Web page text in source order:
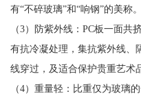
有“不碎玻璃”和“响钢”的美称。
（3）防紫外线：PC板一面
有抗冷凝处理，集抗紫外线、
线穿过，及适合保护贵重艺术
（4）重量轻：比重仅为玻璃